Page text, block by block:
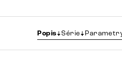
Popis Série